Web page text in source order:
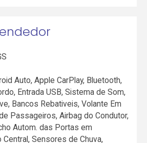
Auto, Apple CarPlay, Bluetooth,
Entrada USB, Sistema de Som,
Bancos Rebativeis, Volante Em
Passageiros, Airbag do Condutor,
Autom. das Portas em
Central, Sensores de Chuva,